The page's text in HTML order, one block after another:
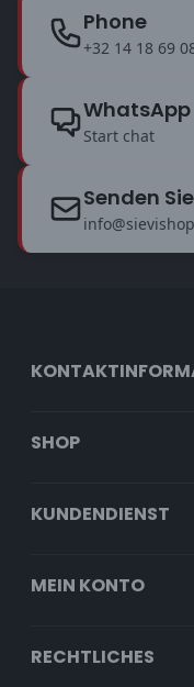
Phone
+32 14 18 69
WhatsApp
Start chat
Senden
SHOP
KUNDENDIENST
MEIN KONTO
RECHTLICHES